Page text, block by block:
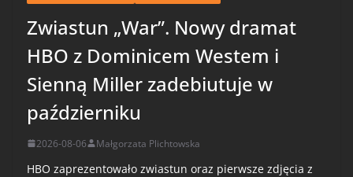
Zwiastun „War”. Nowy dramat
HBO z Dominicem Westem i
Sienną Miller zadebiutuje w
październiku
2026-08-06 Małgorzata Plichtowska
HBO zaprezentowało zwiastun oraz pierwsze zdjęcia z